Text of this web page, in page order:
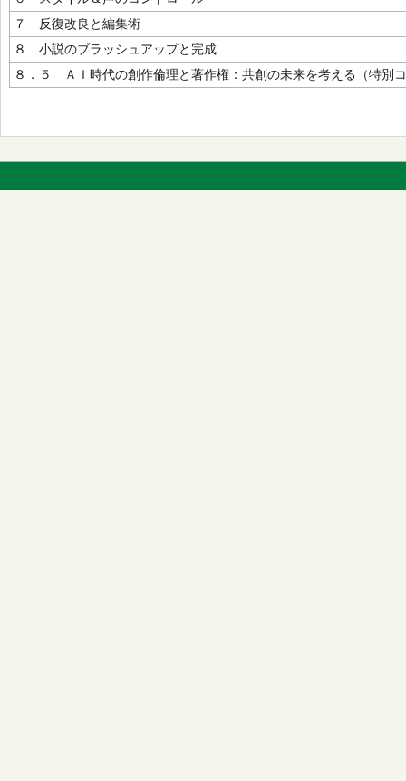
７ 反復改良と編集術
８ 小説のブラッシュアップと完成
８．５ ＡＩ時代の創作倫理と著作権：共創の未来を考える（特別